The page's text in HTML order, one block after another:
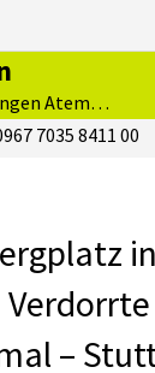
Atem…
7035 8411 00
in
–